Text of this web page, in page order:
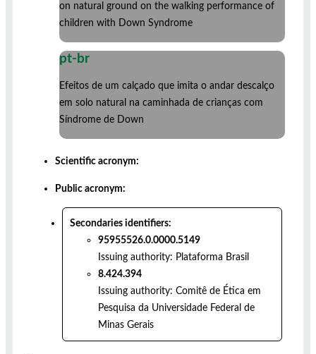
on natural ground on the walking performance of
children with Down Syndrome
pt-br
Efeitos de um calçado que imita o andar descalço
em solo natural na caminhada de crianças com
Síndrome de Down
Scientific acronym:
Public acronym:
Secondaries identifiers:
95955526.0.0000.5149
Issuing authority: Plataforma Brasil
8.424.394
Issuing authority: Comitê de Ética em
Pesquisa da Universidade Federal de
Minas Gerais